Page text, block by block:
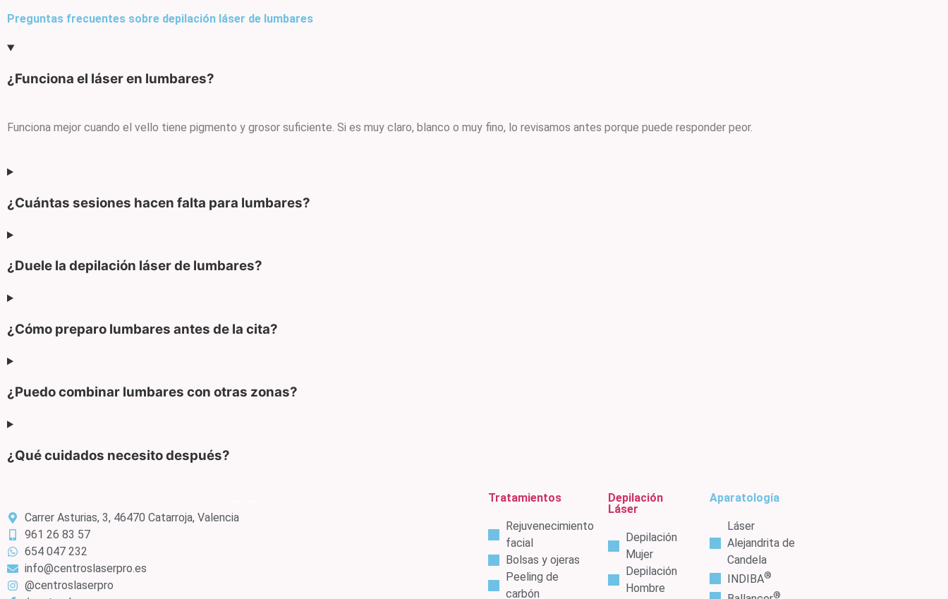
Preguntas frecuentes sobre depilación láser de lumbares
¿Funciona el láser en lumbares?
Funciona mejor cuando el vello tiene pigmento y grosor suficiente. Si es muy claro, blanco o muy fino, lo revisamos antes porque puede responder peor.
¿Cuántas sesiones hacen falta para lumbares?
¿Duele la depilación láser de lumbares?
¿Cómo preparo lumbares antes de la cita?
¿Puedo combinar lumbares con otras zonas?
¿Qué cuidados necesito después?
Carrer Asturias, 3, 46470 Catarroja, Valencia
961 26 83 57
654 047 232
info@centroslaserpro.es
@centroslaserpro
Tratamientos
Rejuvenecimiento
facial
Bolsas y ojeras
Peeling de
carbón
Depilación
Láser
Depilación
Mujer
Depilación
Hombre
Aparatología
Láser
Alejandrita de
Candela
INDIBA®
®